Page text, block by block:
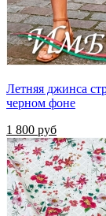
Летняя джинса
черном фоне
1 800 руб